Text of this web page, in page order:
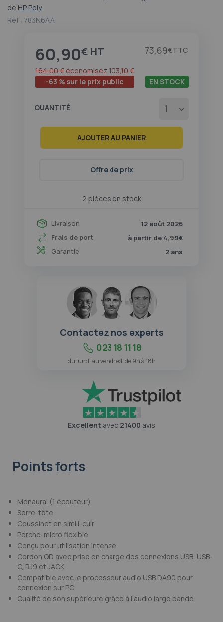
de HP Poly
Ref : 783N6AA
Prix
60,90€ 73,69€
-63 % sur le prix public
164,00 € économisez 103,10 €
2 pièces en stock
EN STOCK
Livraison
12 août 2026
Frais de port
à partir de 4,99€
Garantie
2 ans
QUANTITÉ
AJOUTER AU PANIER
Offre de prix
au
de
d’images
Contactez nos experts
023 18 11 18
du lundi au vendredi de 9h à 18h
Excellent avec 21400 avis
Points forts
Monaural (1 écouteur)
Serre-tête
Coussinet en simili-cuir
Perche-micro flexible
Conçu pour utilisation intense
Cordon QD avec prise en charge des connexions USB, USB-
C, RJ9 et JACK
Compatible avec le processeur audio USB DA90 pour
connexion sur PC
Qualité de son supérieure grâce à l'audio large bande